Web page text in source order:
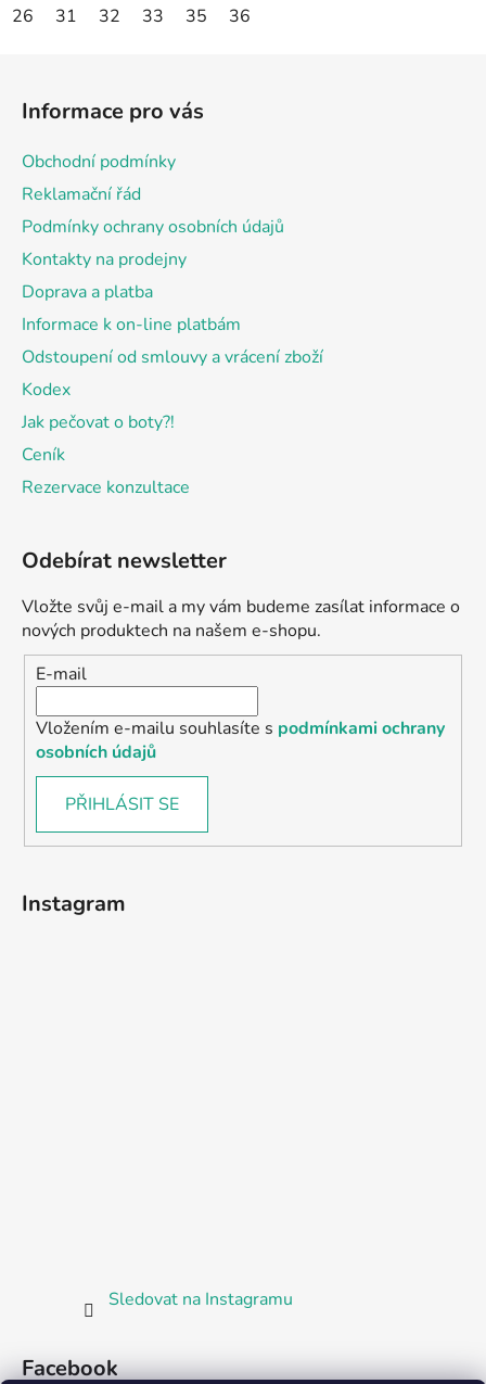
26 31 32 33 35 36
Informace pro vás
Obchodní podmínky
Reklamační řád
Podmínky ochrany osobních údajů
Kontakty na prodejny
Doprava a platba
Informace k on-line platbám
Odstoupení od smlouvy a vrácení zboží
Kodex
Jak pečovat o boty?!
Ceník
Rezervace konzultace
Odebírat newsletter
Vložte svůj e-mail a my vám budeme zasílat informace o
nových produktech na našem e-shopu.
E-mail
Vložením e-mailu souhlasíte s podmínkami ochrany
osobních údajů
PŘIHLÁSIT SE
Instagram
Sledovat na Instagramu
Facebook